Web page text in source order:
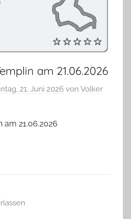
am 21.06.2026
21. Juni 2026 von Volker
am 21.06.2026